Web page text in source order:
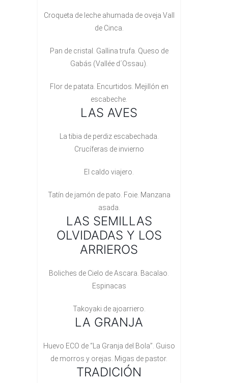
Croqueta de leche ahumada de oveja Vall
de Cinca.
Pan de cristal. Gallina trufa. Queso de
Gabás (Vallée d´Ossau).
Flor de patata. Encurtidos. Mejillón en
escabeche.
LAS AVES
La tibia de perdiz escabechada.
Crucíferas de invierno
El caldo viajero.
Tatín de jamón de pato. Foie. Manzana
asada.
LAS SEMILLAS
OLVIDADAS Y LOS
ARRIEROS
Boliches de Cielo de Ascara. Bacalao.
Espinacas
Takoyaki de ajoarriero.
LA GRANJA
Huevo ECO de “La Granja del Bola”. Guiso
de morros y orejas. Migas de pastor.
TRADICIÓN